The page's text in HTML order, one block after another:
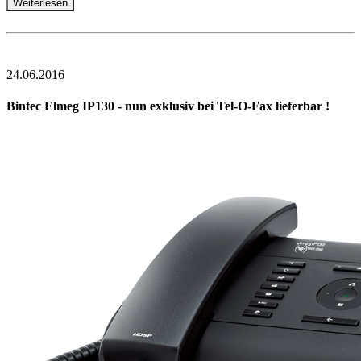
Weiterlesen
24.06.2016
Bintec Elmeg IP130 - nun exklusiv bei Tel-O-Fax lieferbar !